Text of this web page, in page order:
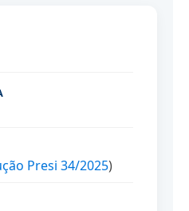
Presi 34/2025)